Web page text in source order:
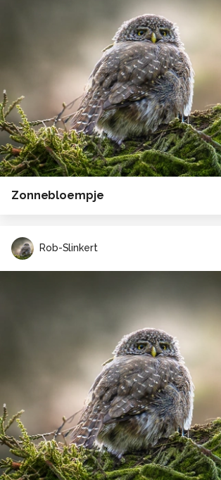
Zonnebloempje
Rob-Slinkert